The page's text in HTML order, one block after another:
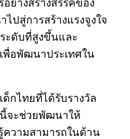
ย่างสร้างสรรค์ของ
ไปสู่การสร้างแรงจูงใจ
ะดับที่สูงขึ้นและ
พื่อพัฒนาประเทศใน
กไทยที่ได้รับรางวัล
นี้จะช่วยพัฒนาให้
ความสามารถในด้าน